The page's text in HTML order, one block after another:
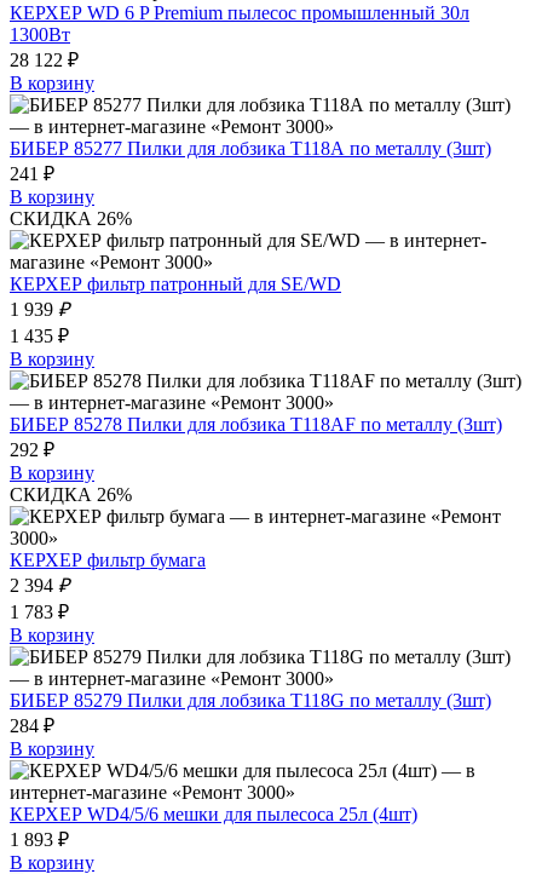
КЕРХЕР WD 6 P Premium пылесос промышленный 30л
1300Вт
28 122 ₽
В корзину
БИБЕР 85277 Пилки для лобзика T118А по металлу (3шт)
241 ₽
В корзину
СКИДКА 26%
КЕРХЕР фильтр патронный для SE/WD
1 939 ₽
1 435 ₽
В корзину
БИБЕР 85278 Пилки для лобзика Т118АF по металлу (3шт)
292 ₽
В корзину
СКИДКА 26%
КЕРХЕР фильтр бумага
2 394 ₽
1 783 ₽
В корзину
БИБЕР 85279 Пилки для лобзика Т118G по металлу (3шт)
284 ₽
В корзину
КЕРХЕР WD4/5/6 мешки для пылесоса 25л (4шт)
1 893 ₽
В корзину